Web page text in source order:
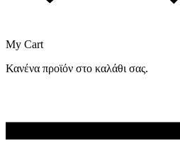
My Cart
Κανένα προϊόν στο καλάθι σας.